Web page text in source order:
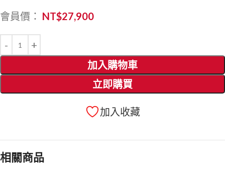
會員價： NT$27,900
加入購物車
立即購買
加入收藏
相關商品